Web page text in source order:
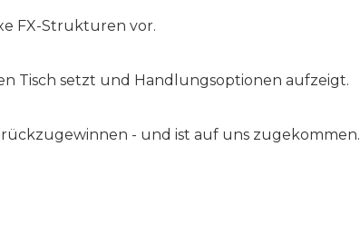
FX-Strukturen vor.
Tisch setzt und Handlungsoptionen aufzeigt.
- und ist auf uns zugekommen.